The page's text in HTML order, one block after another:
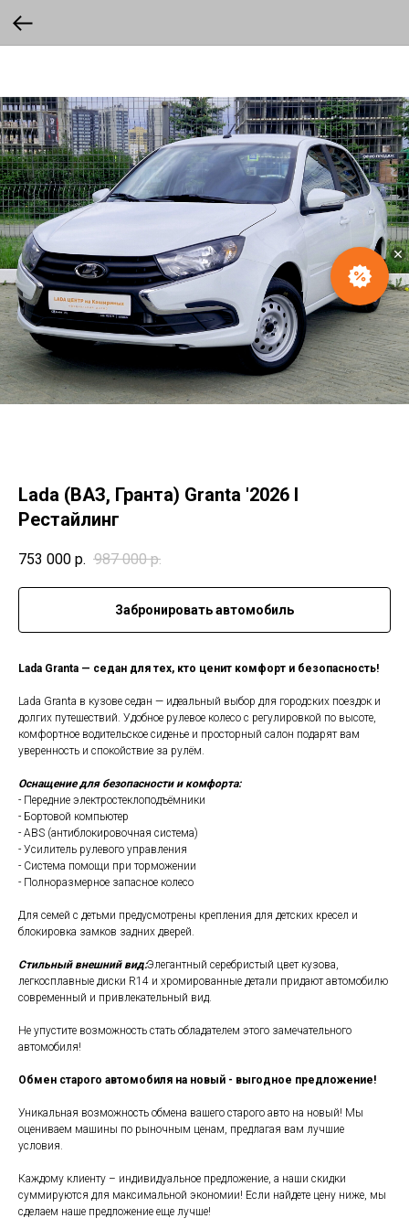
Lada (ВАЗ, Гранта) Granta '2026 I
Рестайлинг
753 000 р. 987 000 р.
Забронировать автомобиль
Lada Granta — седан для тех, кто ценит комфорт и безопасность!
Lada Granta в кузове седан — идеальный выбор для городских поездок и
долгих путешествий. Удобное рулевое колесо с регулировкой по высоте,
комфортное водительское сиденье и просторный салон подарят вам
уверенность и спокойствие за рулём.
Оснащение для безопасности и комфорта:
- Передние электростеклоподъёмники
- Бортовой компьютер
- ABS (антиблокировочная система)
- Усилитель рулевого управления
- Система помощи при торможении
- Полноразмерное запасное колесо
Для семей с детьми предусмотрены крепления для детских кресел и
блокировка замков задних дверей.
Стильный внешний вид:Элегантный серебристый цвет кузова,
легкосплавные диски R14 и хромированные детали придают автомобилю
современный и привлекательный вид.
Не упустите возможность стать обладателем этого замечательного
автомобиля!
Обмен старого автомобиля на новый - выгодное предложение!
Уникальная возможность обмена вашего старого авто на новый! Мы
оцениваем машины по рыночным ценам, предлагая вам лучшие
условия.
Каждому клиенту – индивидуальное предложение, а наши скидки
суммируются для максимальной экономии! Если найдете цену ниже, мы
сделаем наше предложение еще лучше!